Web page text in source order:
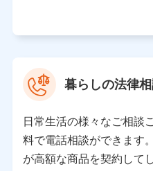
東京都中央区日本橋人形町
ビル 3F
※ 当社および株式会社NTT
データ憲章」に定める行動
※ パーソナルデータダッシ
理」の設定状態にかかわら
暮らしの法律
日常生活の様々なご相談
料で電話相談ができます
が高額な商品を契約して